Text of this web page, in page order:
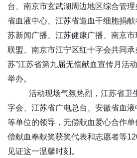
台、南京市玄武湖周边地区综合管
省血液中心、江苏省造血干细胞捐
苏新闻广播、江苏健康广播、南京
联盟、南京市江宁区红十字会共同承
苏”江苏省第九届无偿献血宣传月活
举办。
活动现场气氛热烈，江苏省卫
字会、江苏省广电总台、安徽省血
等单位的领导，无偿献血爱心合作
偿献血奉献奖获奖代表和志愿者等
见证这一温馨时刻。